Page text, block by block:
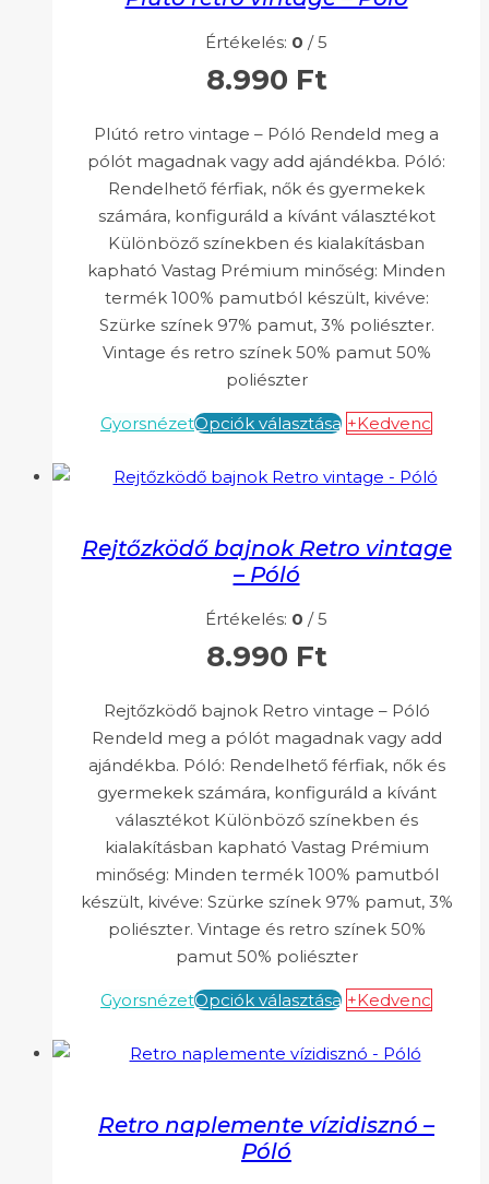
Értékelés: 0 / 5
8.990 Ft
Plútó retro vintage – Póló Rendeld meg a
pólót magadnak vagy add ajándékba. Póló:
Rendelhető férfiak, nők és gyermekek
számára, konfiguráld a kívánt választékot
Különböző színekben és kialakításban
kapható Vastag Prémium minőség: Minden
termék 100% pamutból készült, kivéve:
Szürke színek 97% pamut, 3% poliészter.
Vintage és retro színek 50% pamut 50%
poliészter
GyorsnézetOpciók választása +Kedvenc
Rejtőzködő bajnok Retro vintage
– Póló
Értékelés: 0 / 5
8.990 Ft
Rejtőzködő bajnok Retro vintage – Póló
Rendeld meg a pólót magadnak vagy add
ajándékba. Póló: Rendelhető férfiak, nők és
gyermekek számára, konfiguráld a kívánt
választékot Különböző színekben és
kialakításban kapható Vastag Prémium
minőség: Minden termék 100% pamutból
készült, kivéve: Szürke színek 97% pamut, 3%
poliészter. Vintage és retro színek 50%
pamut 50% poliészter
GyorsnézetOpciók választása +Kedvenc
Retro naplemente vízidisznó –
Póló